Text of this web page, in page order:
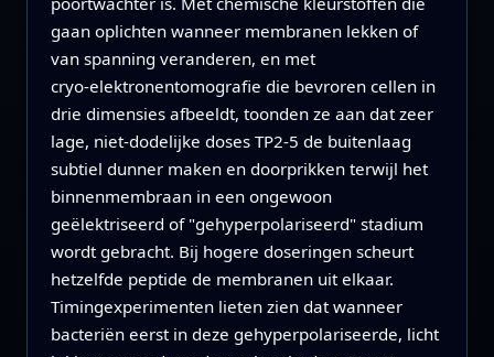
gaan oplichten wanneer membranen lekken of
van spanning veranderen, en met
cryo‑elektronentomografie die bevroren cellen in
drie dimensies afbeeldt, toonden ze aan dat zeer
lage, niet‑dodelijke doses TP2‑5 de buitenlaag
subtiel dunner maken en doorprikken terwijl het
binnenmembraan in een ongewoon
geëlektriseerd of "gehyperpolariseerd" stadium
wordt gebracht. Bij hogere doseringen scheurt
hetzelfde peptide de membranen uit elkaar.
Timingexperimenten lieten zien dat wanneer
bacteriën eerst in deze gehyperpolariseerde, licht